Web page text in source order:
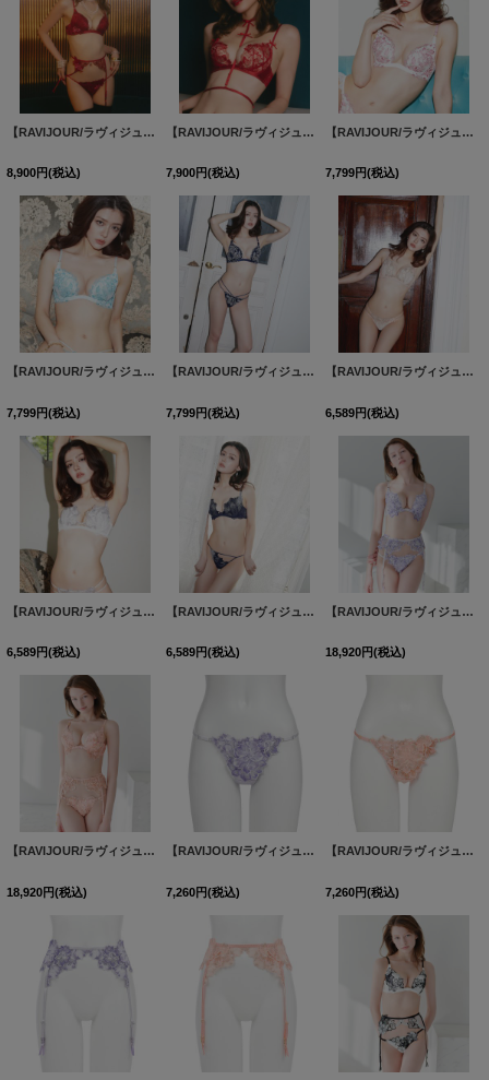
【RAVIJOUR/ラヴィジュール】フェザーセレステ トリックリフト ブラ / ランジェリー / セクシーランジェリー / 下着 / R986221【OF08】
8,900円(税込)
【RAVIJOUR/ラヴィジュール】エミリー ホットリフト ブラ / ランジェリー / セクシーランジェリー / 下着 / R988221【OF08】
7,900円(税込)
【RAVIJOUR/ラヴィジュール】カドリー トリックリフト ブラ / ランジェリー / セクシーランジェリー / 下着 / R970521-ET / R970721-ST【OF08】
7,799円(税込)
【RAVIJOUR/ラヴィジュール】カドリー トリックリフト ブラ / ランジェリー / セクシーランジェリー / 下着 / R970521-ET / R970721-ST【OF08】
7,799円(税込)
【RAVIJOUR/ラヴィジュール】カドリー トリックリフト ブラ / ランジェリー / セクシーランジェリー / 下着 / R970521-ET / R970721-ST【OF08】
7,799円(税込)
【RAVIJOUR/ラヴィジュール】フローティングマーメイド ホットリフト/ トリックリフト ブラ / ランジェリー / セクシーランジェリー / 下着 / R956221-ET / R956421-ST【OF08】
6,589円(税込)
【RAVIJOUR/ラヴィジュール】フローティングマーメイド ホットリフト/ トリックリフト ブラ / ランジェリー / セクシーランジェリー / 下着 / R956221-ET / R956421-ST【OF08】
6,589円(税込)
【RAVIJOUR/ラヴィジュール】フローティングマーメイド ホットリフト/ トリックリフト ブラ / ランジェリー / セクシーランジェリー / 下着 / R956221-ET / R956421-ST【OF08】
6,589円(税込)
【RAVIJOUR/ラヴィジュール】エデン トリックリフト ブラ / ランジェリー / セクシーランジェリー / 下着 / L039421-T / L039562-G【OF08】
18,920円(税込)
【RAVIJOUR/ラヴィジュール】エデン トリックリフト ブラ / ランジェリー / セクシーランジェリー / 下着 / L039421-T / L039562-G【OF08】
18,920円(税込)
【RAVIJOUR/ラヴィジュール】エデン Tバック / ランジェリー / セクシーランジェリー / 下着【OF08】
7,260円(税込)
【RAVIJOUR/ラヴィジュール】エデン Tバック / ランジェリー / セクシーランジェリー / 下着【OF08】
7,260円(税込)